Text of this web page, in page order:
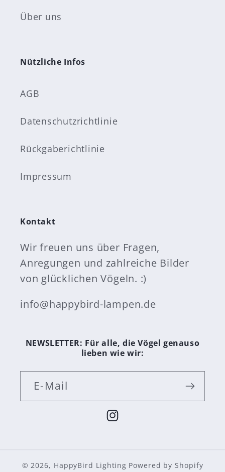
Über uns
Nützliche Infos
AGB
Datenschutzrichtlinie
Rückgaberichtlinie
Impressum
Kontakt
Wir freuen uns über Fragen,
Anregungen und zahlreiche Bilder
von glücklichen Vögeln. :)
info@happybird-lampen.de
NEWSLETTER: Für alle, die Vögel genauso
lieben wie wir:
E-Mail
Instagram
© 2026, HappyBird Lighting Powered by Shopify